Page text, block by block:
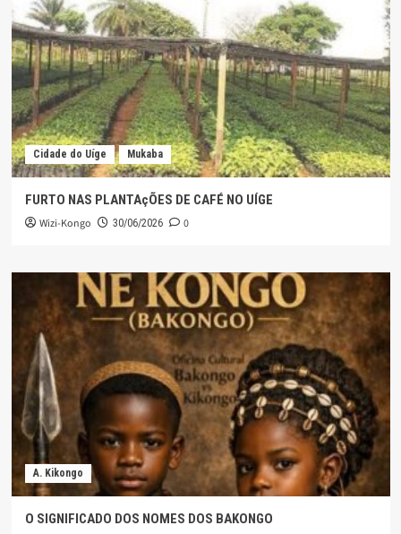
Cidade do Uíge Mukaba
FURTO NAS PLANTAçÕES DE CAFÉ NO UÍGE
Wizi-Kongo 30/06/2026 0
A. Kikongo
O SIGNIFICADO DOS NOMES DOS BAKONGO